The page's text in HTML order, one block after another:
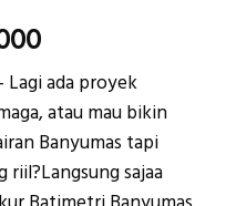
Current
price
is:
Rp2.800.000.
Lagi ada proyek
atau mau bikin
Banyumas tapi
riil?Langsung sajaa